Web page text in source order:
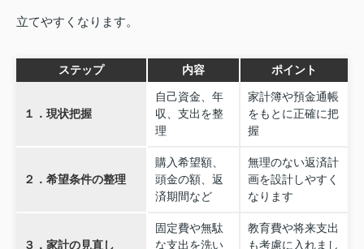
立てやすくなります。
ステップ 内容 ポイント
１．現状把握
自己資金、年
収、支出を整
理
家計簿や預金通帳
をもとに正確に把
握
２．希望条件の整理
購入希望額、
頭金の額、返
済期間など
無理のない返済計
画を設計しやすく
なります
３．家計の見直し
固定費や無駄
な支出を洗い
教育費や将来支出
も考慮に入れまし